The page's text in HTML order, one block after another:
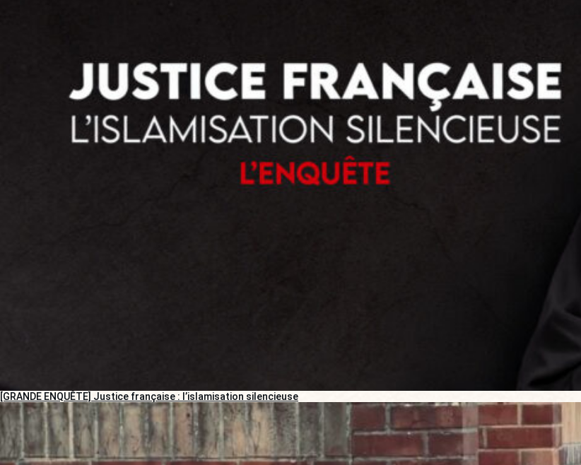
[GRANDE ENQUÊTE] Justice française : l’islamisation silencieuse